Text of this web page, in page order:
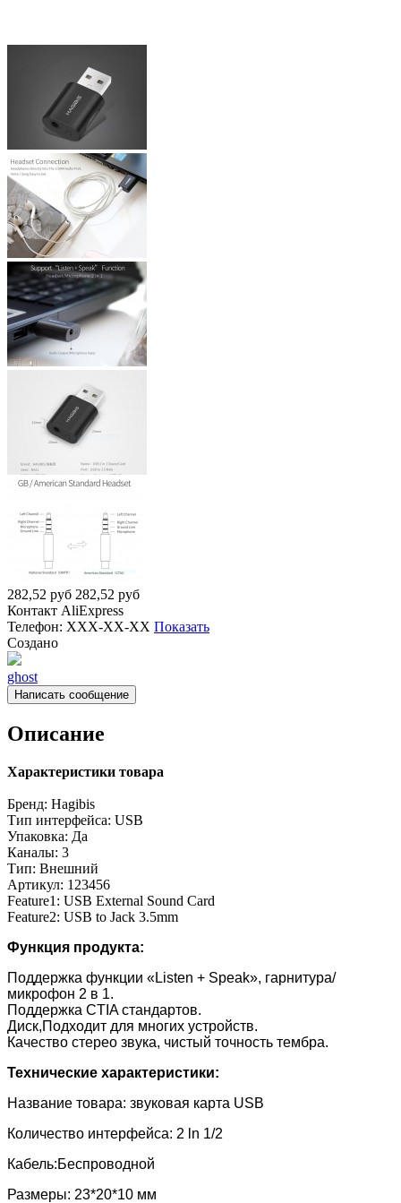
282,52 руб 282,52 руб
Контакт AliExpress
Телефон: XXX-XX-XX Показать
Создано
ghost
Написать сообщение
Описание
Характеристики товара
Бренд: Hagibis
Тип интерфейса: USB
Упаковка: Да
Каналы: 3
Тип: Внешний
Артикул: 123456
Feature1: USB External Sound Card
Feature2: USB to Jack 3.5mm
Функция продукта:
Поддержка функции «Listen + Speak», гарнитура/
микрофон 2 в 1.
Поддержка CTIA стандартов.
Диск,Подходит для многих устройств.
Качество стерео звука, чистый точность тембра.
Технические характеристики:
Название товара: звуковая карта USB
Количество интерфейса: 2 ln 1/2
Кабель:Беспроводной
Размеры: 23*20*10 мм